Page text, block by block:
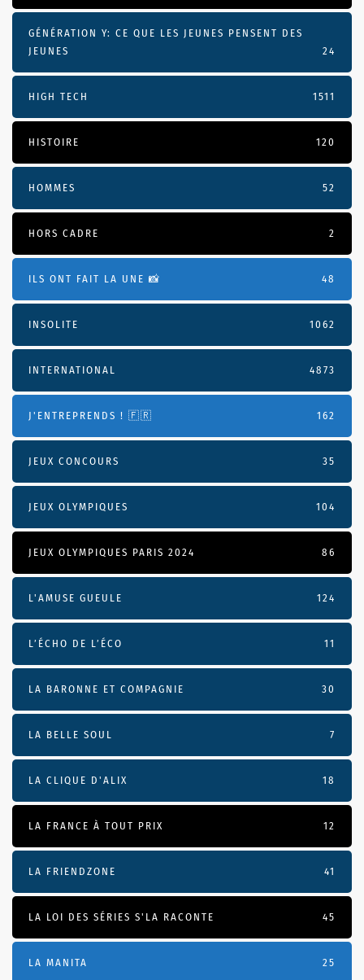
GÉNÉRATION Y: CE QUE LES JEUNES PENSENT DES
JEUNES
24
HIGH TECH 1511
HISTOIRE 120
HOMMES 52
HORS CADRE 2
ILS ONT FAIT LA UNE 📸 48
INSOLITE 1062
INTERNATIONAL 4873
J'ENTREPRENDS ! 🇫🇷 162
JEUX CONCOURS 35
JEUX OLYMPIQUES 104
JEUX OLYMPIQUES PARIS 2024 86
L'AMUSE GUEULE 124
L’ÉCHO DE L’ÉCO 11
LA BARONNE ET COMPAGNIE 30
LA BELLE SOUL 7
LA CLIQUE D'ALIX 18
LA FRANCE À TOUT PRIX 12
LA FRIENDZONE 41
LA LOI DES SÉRIES S'LA RACONTE 45
LA MANITA 25